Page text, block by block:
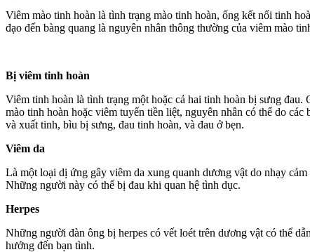
Viêm mào tinh hoàn là tình trạng mào tinh hoàn, ống kết nối tinh
đạo đến bàng quang là nguyên nhân thông thường của viêm mào
Bị viêm tinh hoàn
Viêm tinh hoàn là tình trạng một hoặc cả hai tinh hoàn bị sưng
mào tinh hoàn hoặc viêm tuyến tiền liệt, nguyên nhân có thể do
và xuất tinh, bìu bị sưng, đau tinh hoàn, và đau ở bẹn.
Viêm da
Là một loại dị ứng gây viêm da xung quanh dương vật do nhạy
Những người này có thể bị đau khi quan hệ tình dục.
Herpes
Những người đàn ông bị herpes có vết loét trên dương vật có thể
hưởng đến bạn tình.